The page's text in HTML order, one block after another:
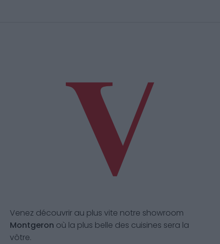
Venez découvrir au plus vite notre showroom
Montgeron où la plus belle des cuisines sera la
vôtre.